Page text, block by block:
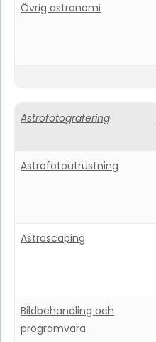
Övrig astronomi
Astrofotografering
Astrofotoutrustning
Astroscaping
Bildbehandling och
programvara